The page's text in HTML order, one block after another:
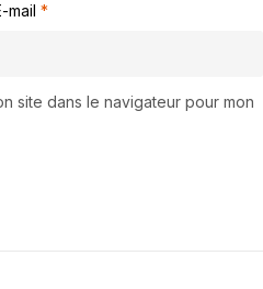
mail *
site dans le navigateur pour mon